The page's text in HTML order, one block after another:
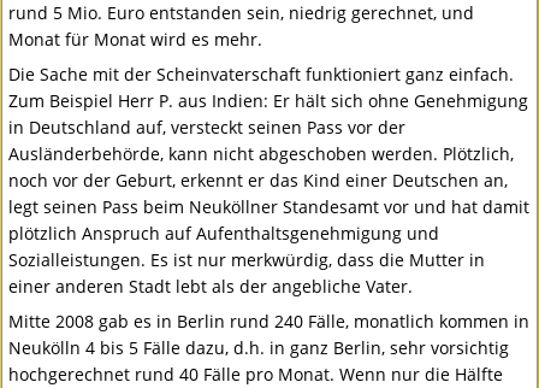
rund 5 Mio. Euro entstanden sein, niedrig gerechnet, und
Monat für Monat wird es mehr.
Die Sache mit der Scheinvaterschaft funktioniert ganz einfach.
Zum Beispiel Herr P. aus Indien: Er hält sich ohne Genehmigung
in Deutschland auf, versteckt seinen Pass vor der
Ausländerbehörde, kann nicht abgeschoben werden. Plötzlich,
noch vor der Geburt, erkennt er das Kind einer Deutschen an,
legt seinen Pass beim Neuköllner Standesamt vor und hat damit
plötzlich Anspruch auf Aufenthaltsgenehmigung und
Sozialleistungen. Es ist nur merkwürdig, dass die Mutter in
einer anderen Stadt lebt als der angebliche Vater.
Mitte 2008 gab es in Berlin rund 240 Fälle, monatlich kommen in
Neukölln 4 bis 5 Fälle dazu, d.h. in ganz Berlin, sehr vorsichtig
hochgerechnet rund 40 Fälle pro Monat. Wenn nur die Hälfte